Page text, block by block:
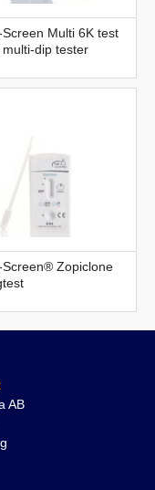
Screen Multi 6K test
multi-dip tester
Screen® Zopiclone
AB